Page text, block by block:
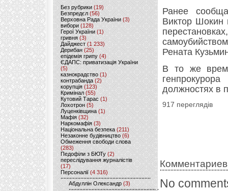
Без рубрики (19)
Безпредєл(56)
Верховна Рада України (3)
вибори(128)
Герої України(1)
гривня (3)
Дайджест (1 233)
Дерибан (25)
епідемія грипу (4)
ЄДАПС: приватизація України
(5)
казнокрадство (1)
контрабанда (2)
корупція (123)
Кримінал (55)
Кутовий Тарас (1)
Лохотрон(5)
Луценківщина (1)
Мафія (32)
Наркомафія (3)
Національна безпека (211)
Незаконне будівництво(6)
Обмеження свободи слова
(283)
Педофіли з БЮТу (2)
переслідування журналістів
(17)
Персоналії (4 316)
Абдуллін Олександр (3)
Ранее
Виктор Шокин
Рената
В то же
должностях в
917 переглядів
No